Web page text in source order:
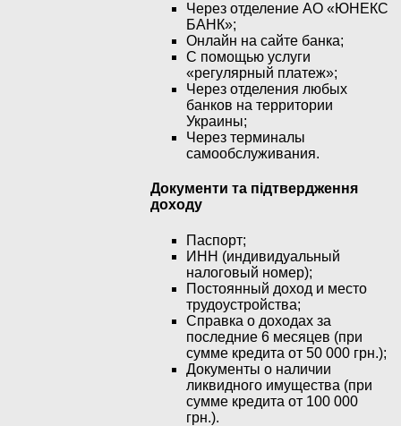
Через отделение АО «ЮНЕКС
БАНК»;
Онлайн на сайте банка;
С помощью услуги
«регулярный платеж»;
Через отделения любых
банков на территории
Украины;
Через терминалы
самообслуживания.
Документи та підтвердження
доходу
Паспорт;
ИНН (индивидуальный
налоговый номер);
Постоянный доход и место
трудоустройства;
Справка о доходах за
последние 6 месяцев (при
сумме кредита от 50 000 грн.);
Документы о наличии
ликвидного имущества (при
сумме кредита от 100 000
грн.).